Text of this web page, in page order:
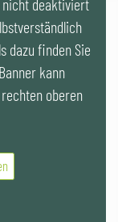
dazu finden Sie
kann
oberen